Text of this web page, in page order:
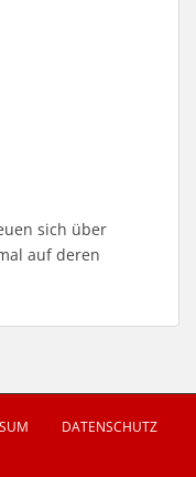
sich über
auf deren
DATENSCHUTZ